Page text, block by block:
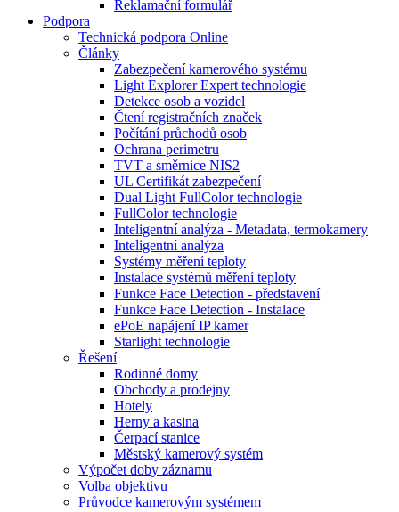
Reklamační formulář
Podpora
Technická podpora Online
Články
Zabezpečení kamerového systému
Light Explorer Expert technologie
Detekce osob a vozidel
Čtení registračních značek
Počítání průchodů osob
Ochrana perimetru
TVT a směrnice NIS2
UL Certifikát zabezpečení
Dual Light FullColor technologie
FullColor technologie
Inteligentní analýza - Metadata, termokamery
Inteligentní analýza
Systémy měření teploty
Instalace systémů měření teploty
Funkce Face Detection - představení
Funkce Face Detection - Instalace
ePoE napájení IP kamer
Starlight technologie
Řešení
Rodinné domy
Obchody a prodejny
Hotely
Herny a kasina
Čerpací stanice
Městský kamerový systém
Výpočet doby záznamu
Volba objektivu
Průvodce kamerovým systémem